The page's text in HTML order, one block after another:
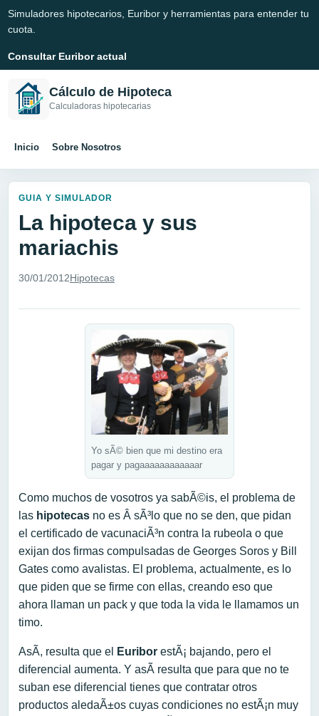
Simuladores hipotecarios, Euribor y herramientas para entender tu
cuota.
Consultar Euribor actual
Cálculo de Hipoteca
Calculadoras hipotecarias
Inicio Sobre Nosotros
GUIA Y SIMULADOR
La hipoteca y sus
mariachis
30/01/2012Hipotecas
Yo sÃ© bien que mi destino era
pagar y pagaaaaaaaaaaaar
Como muchos de vosotros ya sabÃ©is, el problema de
las hipotecas no es Â sÃ³lo que no se den, que pidan
el certificado de vacunaciÃ³n contra la rubeola o que
exijan dos firmas compulsadas de Georges Soros y Bill
Gates como avalistas. El problema, actualmente, es lo
que piden que se firme con ellas, creando eso que
ahora llaman un pack y que toda la vida le llamamos un
timo.
AsÃ­, resulta que el Euribor estÃ¡ bajando, pero el
diferencial aumenta. Y asÃ­ resulta que para que no te
suban ese diferencial tienes que contratar otros
productos aledaÃ±os cuyas condiciones no estÃ¡n muy